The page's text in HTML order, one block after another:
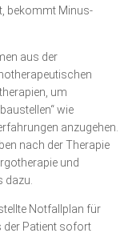
bekommt Minus­
aus der
um
wie
anzugehen.
nach der Therapie
und
dazu.
Notfallplan für
der Patient sofort